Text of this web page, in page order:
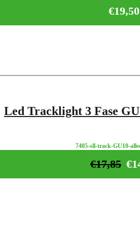
€19,50
Led Tracklight 3 Fase
7405-sll-track-GU10-
€
€17,85